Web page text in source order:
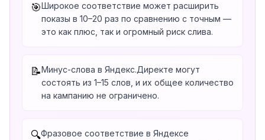
🎯Широкое соответствие может расширить
показы в 10–20 раз по сравнению с точным —
это как плюс, так и огромный риск слива.
📝Минус-слова в Яндекс.Директе могут
состоять из 1–15 слов, и их общее количество
на кампанию не ограничено.
🔍Фразовое соответствие в Яндексе